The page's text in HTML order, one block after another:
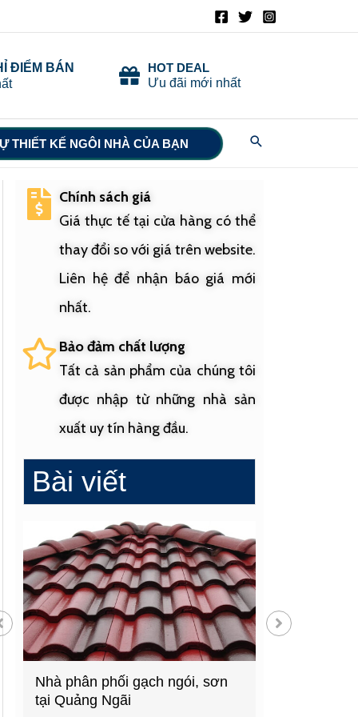
ĐIỂM BÁN
HOT DEAL
Ưu đãi mới nhất
THIẾT KẾ NGÔI NHÀ CỦA BẠN Search
Chính sách giá
Giá thực tế tại cửa hàng có thể
thay đổi so với giá trên website.
Liên hệ để nhận báo giá mới
nhất.
Bảo đảm chất lượng
Tất cả sản phẩm của chúng tôi
được nhập từ những nhà sản
xuất uy tín hàng đầu.
Bài viết
sơn
Cửa hàng vật liệu xây dựng
hàng đầu Quảng Ngãi